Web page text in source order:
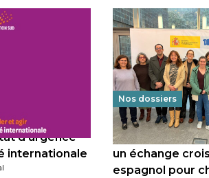
d’urgence
internationale
Nos dossiers
Éducation au
un échange
espagnol pour